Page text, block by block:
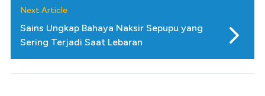
Next Article
Sains Ungkap Bahaya Naksir Sepupu yang
Sering Terjadi Saat Lebaran